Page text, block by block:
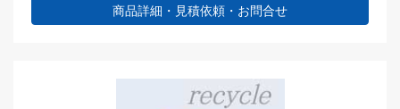
商品詳細・見積依頼・お問合せ